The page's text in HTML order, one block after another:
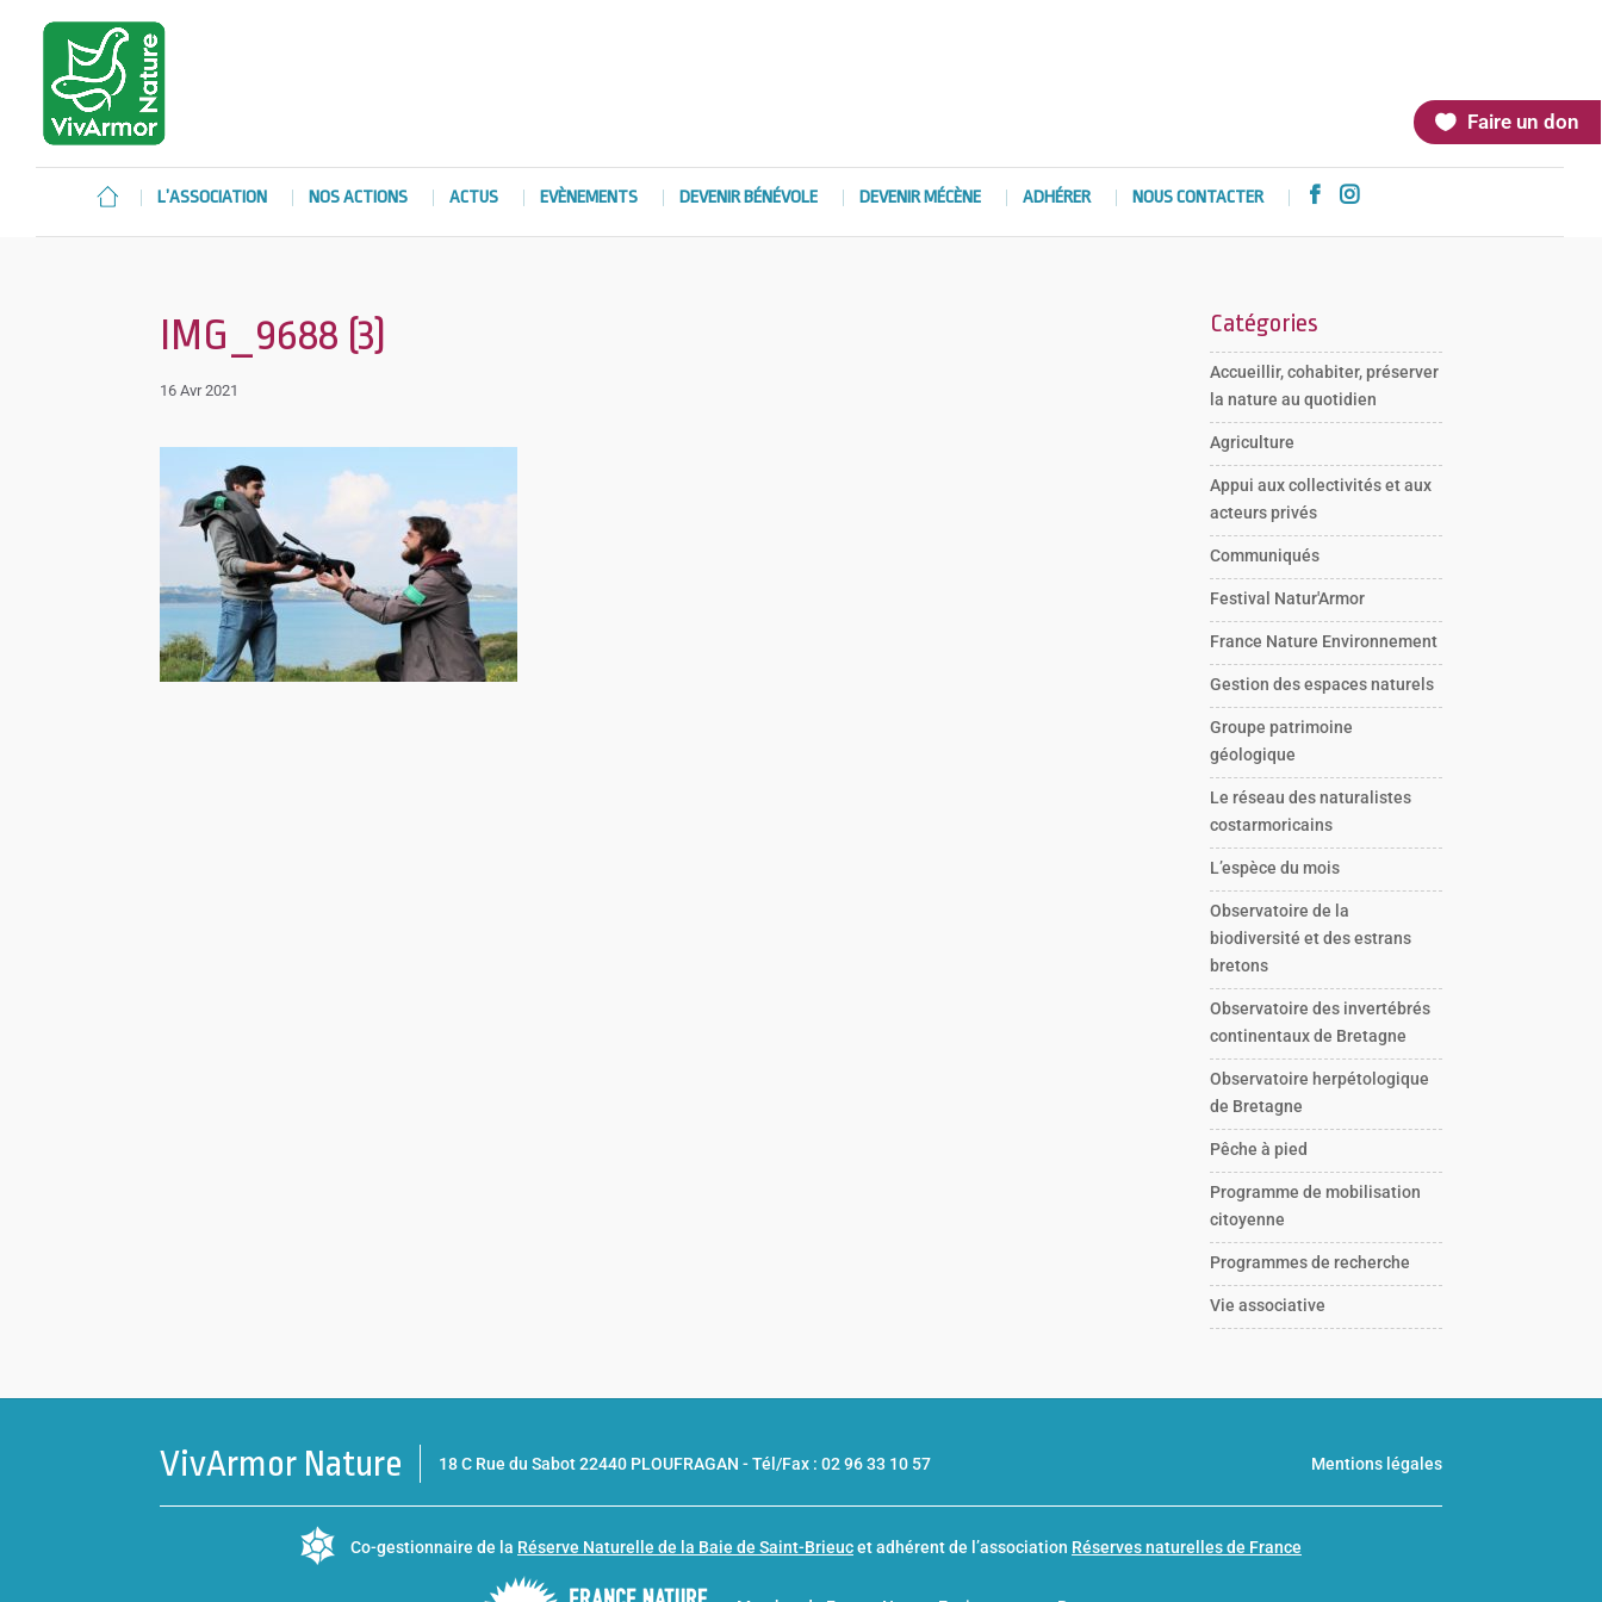
Faire un don
L’ASSOCIATION NOS ACTIONS ACTUS EVÈNEMENTS DEVENIR BÉNÉVOLE DEVENIR MÉCÈNE ADHÉRER NOUS CONTACTER  
IMG_9688 (3)
16 Avr 2021
Catégories
Accueillir, cohabiter, préserver
la nature au quotidien
Agriculture
Appui aux collectivités et aux
acteurs privés
Communiqués
Festival Natur'Armor
France Nature Environnement
Gestion des espaces naturels
Groupe patrimoine
géologique
Le réseau des naturalistes
costarmoricains
L’espèce du mois
Observatoire de la
biodiversité et des estrans
bretons
Observatoire des invertébrés
continentaux de Bretagne
Observatoire herpétologique
de Bretagne
Pêche à pied
Programme de mobilisation
citoyenne
Programmes de recherche
Vie associative
VivArmor Nature 18 C Rue du Sabot 22440 PLOUFRAGAN -Tél/Fax : 02 96 33 10 57 Mentions légales
Co-gestionnaire de la Réserve Naturelle de la Baie de Saint-Brieucet adhérent de l’association Réserves naturelles de France